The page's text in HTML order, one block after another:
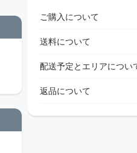
ご購入について
送料について
配送予定とエリアについ
返品について